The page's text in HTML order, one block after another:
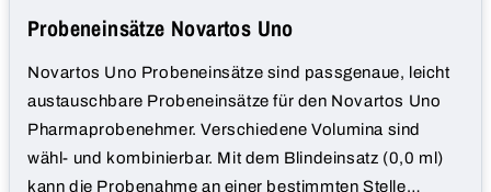
Probeneinsätze Novartos Uno
Novartos Uno Probeneinsätze sind passgenaue, leicht
austauschbare Probeneinsätze für den Novartos Uno
Pharmaprobenehmer. Verschiedene Volumina sind
wähl- und kombinierbar. Mit dem Blindeinsatz (0,0 ml)
kann die Probenahme an einer bestimmten Stelle